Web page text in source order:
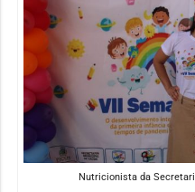
Nutricionista da